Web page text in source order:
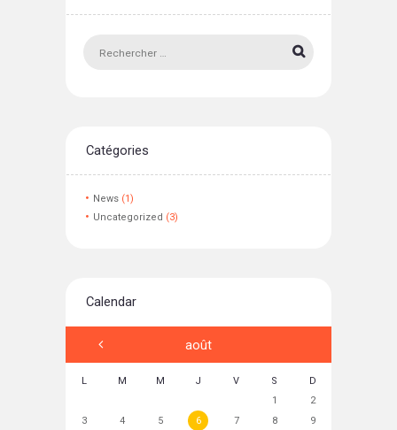
Catégories
News(1)
Uncategorized (3)
Calendar
août
L M M J V S
D
1
2
3
4 5 6 7 8
9